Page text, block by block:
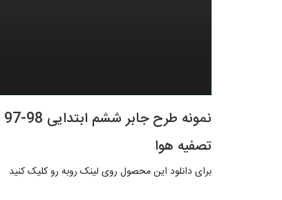
تصفیه هوا
برای دانلود این محصول روی لینک روبه رو کلیک کنید